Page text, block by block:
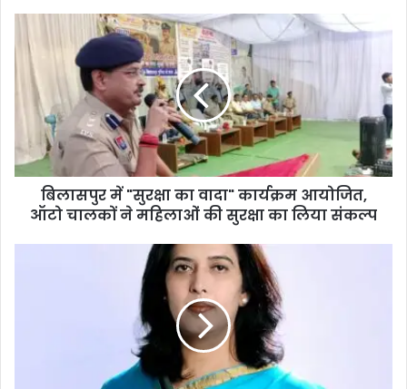
"सुरक्षा
कार्यक्रम
आयोजित,
ऑटो
चालकों
महिलाओं
बिलासपुर में "सुरक्षा का वादा" कार्यक्रम आयोजित,
ऑटो चालकों ने महिलाओं की सुरक्षा का लिया संकल्प